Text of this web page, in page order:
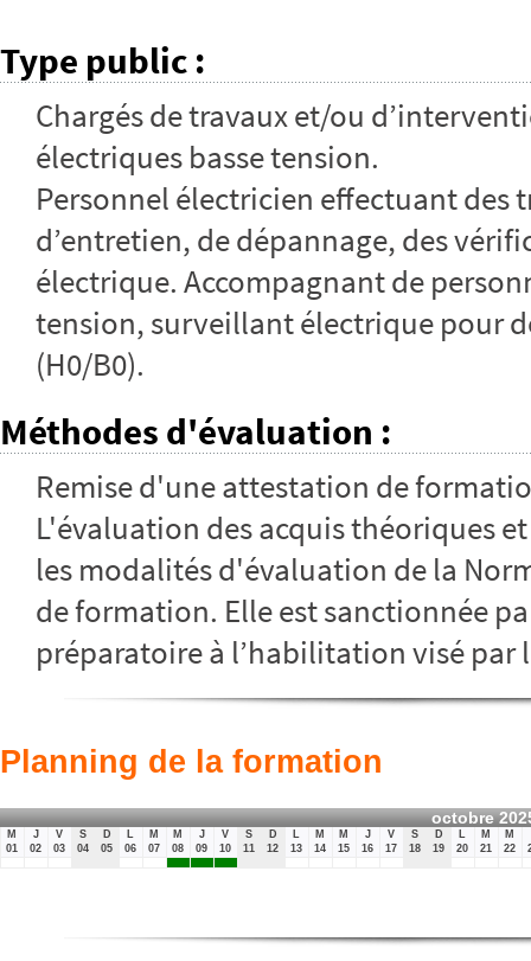
Type public :
Chargés de travaux et/ou
électriques basse tension.
Personnel électricien effectuant des
d’entretien, de dépannage, des
électrique. Accompagnant de
tension, surveillant électrique pour
(H0/B0).
Méthodes d'évaluation :
Remise d'une attestation de
L'évaluation des acquis théoriques
les modalités d'évaluation de la
de formation. Elle est sanctionnée
préparatoire à l’habilitation visé par
Planning de la formation
octobre
M
01
J
02
V
03
S
04
D
05
06
M
07
M
08
J
09
V
10
S
11
D
12
13
M
14
M
15
J
16
V
17
S
18
D
19
20
M
21
M
22